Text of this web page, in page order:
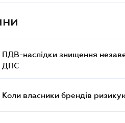
ПДВ-наслідки знищення
ДПС
Коли власники брендів